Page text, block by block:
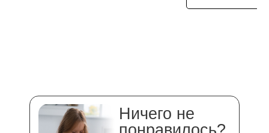
Ничего не